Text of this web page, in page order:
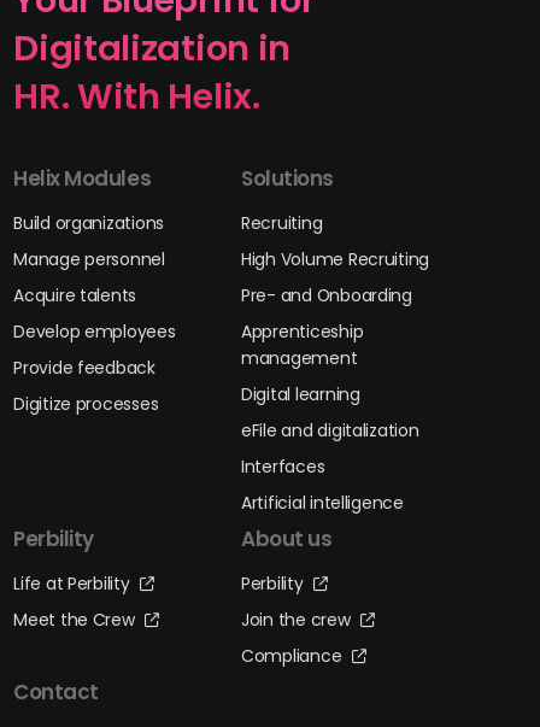
Digitalization in
HR. With Helix.
Helix Modules
Build organizations
Manage personnel
Acquire talents
Develop employees
Provide feedback
Digitize processes
Solutions
Recruiting
High Volume Recruiting
Pre- and Onboarding
Apprenticeship
management
Digital learning
eFile and digitalization
Interfaces
Artificial intelligence
Perbility
Life at Perbility
Meet the Crew
About us
Perbility
Join the crew
Compliance
Contact